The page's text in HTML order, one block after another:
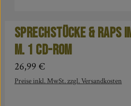
Sprechstücke & Raps
m. 1 CD-ROM
Regulärer Preis:
26,99 €
Preise inkl. MwSt. zzgl. Versandkosten